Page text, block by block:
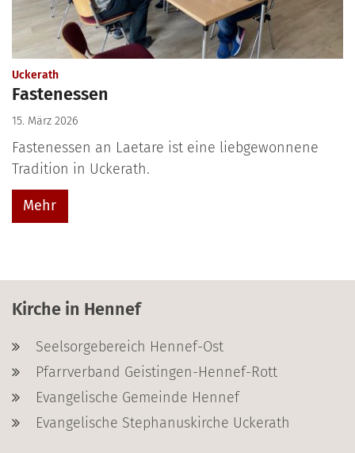
Uckerath:
Fastenessen
15. März 2026
Fastenessen an Laetare ist eine liebgewonnene
Tradition in Uckerath.
Mehr
Kirche in Hennef
Seelsorgebereich Hennef-Ost
Pfarrverband Geistingen-Hennef-Rott
Evangelische Gemeinde Hennef
Evangelische Stephanuskirche Uckerath